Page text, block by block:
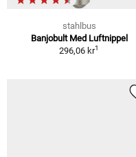
stahlbus
Banjobult Med Luftnippel
296,06 kr1